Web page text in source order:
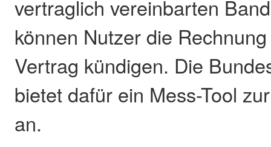
vertraglich vereinbarten
können Nutzer die
Vertrag kündigen. Die
bietet dafür ein Mess-Tool
an.